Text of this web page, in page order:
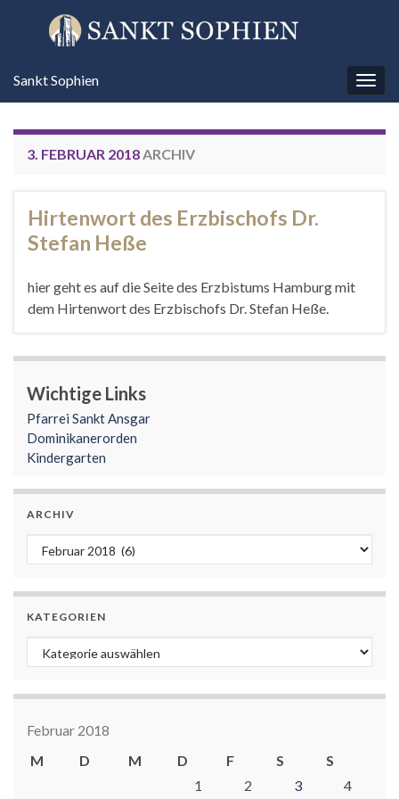
Sankt Sophien
3. FEBRUAR 2018ARCHIV
Hirtenwort des Erzbischofs Dr.
Stefan Heße
hier geht es auf die Seite des Erzbistums Hamburg mit
dem Hirtenwort des Erzbischofs Dr. Stefan Heße.
Wichtige Links
Pfarrei Sankt Ansgar
Dominikanerorden
Kindergarten
ARCHIV
Archiv
KATEGORIEN
Kategorien
Februar 2018
M
D M D F S
S
1
2 3 4